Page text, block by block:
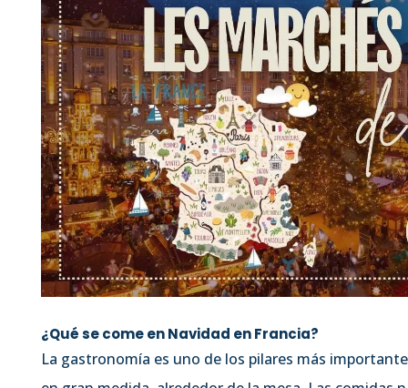
¿Qué se come en Navidad en Francia?
La gastronomía es uno de los pilares más